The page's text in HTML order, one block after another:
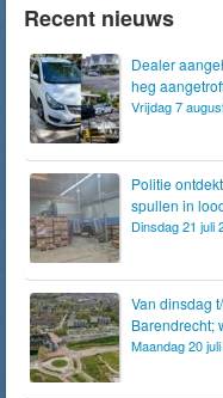
Recent nieuws
Dealer
heg
Vrijdag 7
Politie
spullen in
Dinsdag 21 juli
Van dinsdag
Barendrecht;
Maandag 20